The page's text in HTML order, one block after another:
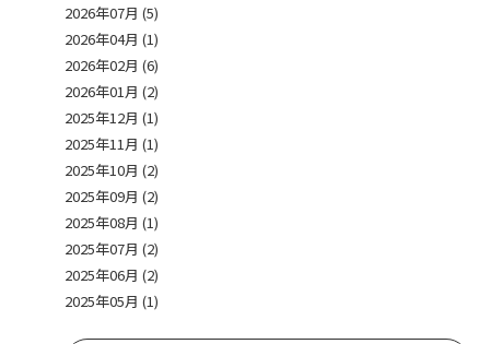
2026年07月 (5)
2026年04月 (1)
2026年02月 (6)
2026年01月 (2)
2025年12月 (1)
2025年11月 (1)
2025年10月 (2)
2025年09月 (2)
2025年08月 (1)
2025年07月 (2)
2025年06月 (2)
2025年05月 (1)